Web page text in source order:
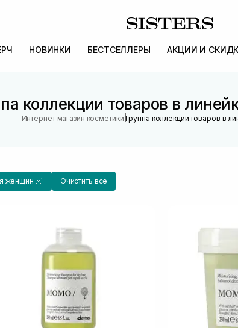
НОВИНКИ БЕСТСЕЛЛЕРЫ АКЦИИ И
коллекции товаров в
Интернет магазин косметики |Группа коллекции товаров в
женщин Очистить все